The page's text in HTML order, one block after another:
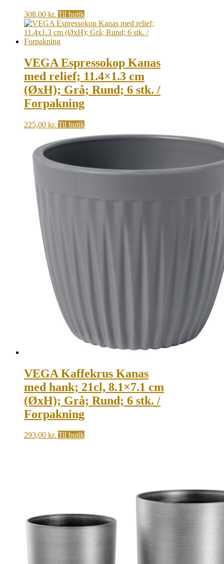
308,00 kr. Til butik
VEGA Espressokop Kanas
med relief; 11.4×1.3 cm
(ØxH); Grå; Rund; 6 stk. /
Forpakning
225,00 kr. Til butik
VEGA Kaffekrus Kanas
med hank; 21cl, 8.1×7.1 cm
(ØxH); Grå; Rund; 6 stk. /
Forpakning
293,00 kr. Til butik